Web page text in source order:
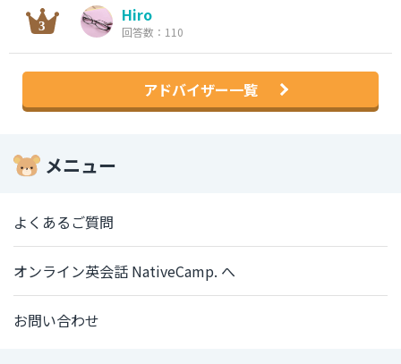
Hiro
回答数：110
アドバイザー一覧
メニュー
よくあるご質問
オンライン英会話 NativeCamp. へ
お問い合わせ